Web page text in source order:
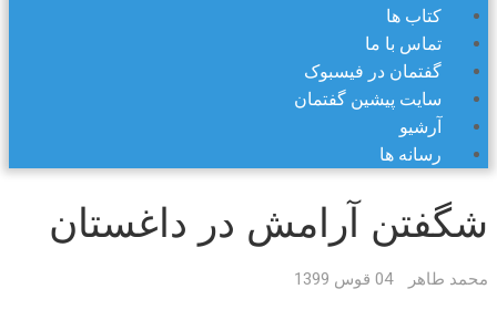
کتاب ها
تماس با ما
گفتمان در فیسبوک
سایت پیشین گفتمان
آرشیو
رسانه ها
شگفتن آرامش در داغستان
محمد طاهر 04 قوس 1399